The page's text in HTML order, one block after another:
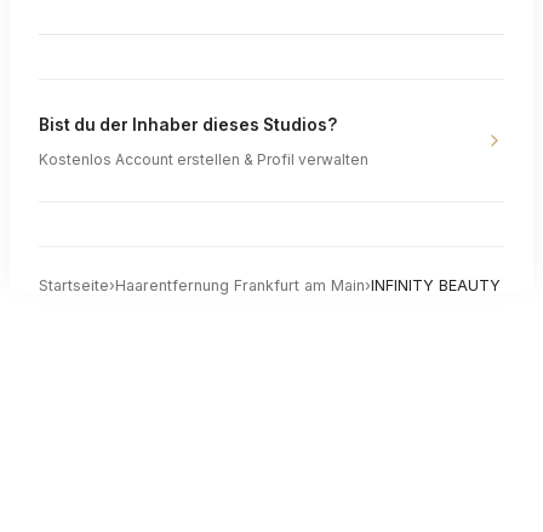
Bist du der Inhaber dieses Studios?
Kostenlos Account erstellen & Profil verwalten
Startseite›Haarentfernung Frankfurt am Main›INFINITY BEAUTY